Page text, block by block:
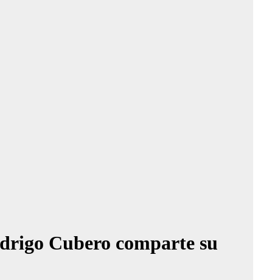
Cubero comparte su